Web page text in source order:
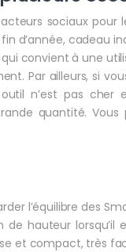
sociaux pour
d’année, cadeau
convient à une
Par ailleurs, si
n’est pas cher
quantité. Vous
l’équilibre des
hauteur lorsqu’il
et compact, très